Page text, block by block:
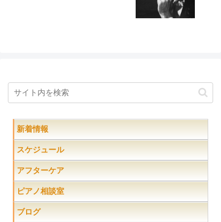
新着情報
スケジュール
アフターケア
ピアノ相談室
ブログ